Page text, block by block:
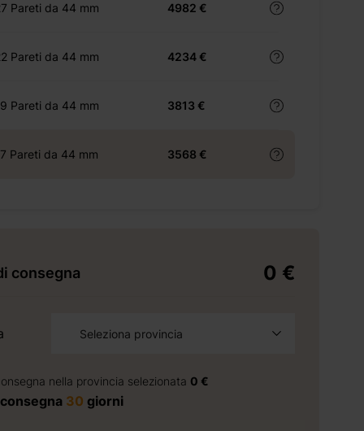
Pareti da 44 mm 4982 €
Pareti da 44 mm 4234 €
Pareti da 44 mm 3813 €
Pareti da 44 mm 3568 €
consegna 0 €
Seleziona provincia
nella provincia selezionata 0 €
30 giorni